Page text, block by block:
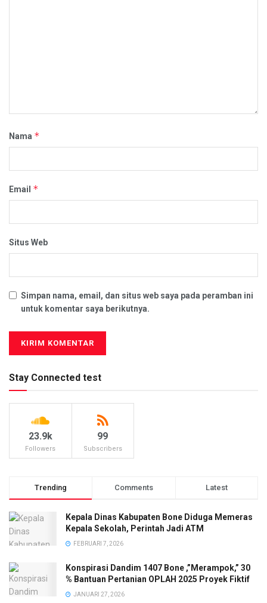
Nama *
Email *
Situs Web
Simpan nama, email, dan situs web saya pada peramban ini
untuk komentar saya berikutnya.
Stay Connected test
23.9k
Followers
99
Subscribers
Trending Comments Latest
Kepala Dinas Kabupaten Bone Diduga Memeras
Kepala Sekolah, Perintah Jadi ATM
FEBRUARI 7, 2026
Konspirasi Dandim 1407 Bone ,”Merampok,” 30
% Bantuan Pertanian OPLAH 2025 Proyek Fiktif
JANUARI 27, 2026